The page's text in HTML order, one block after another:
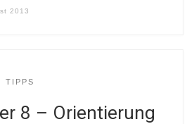
2013
TIPPS
8 – Orientierung